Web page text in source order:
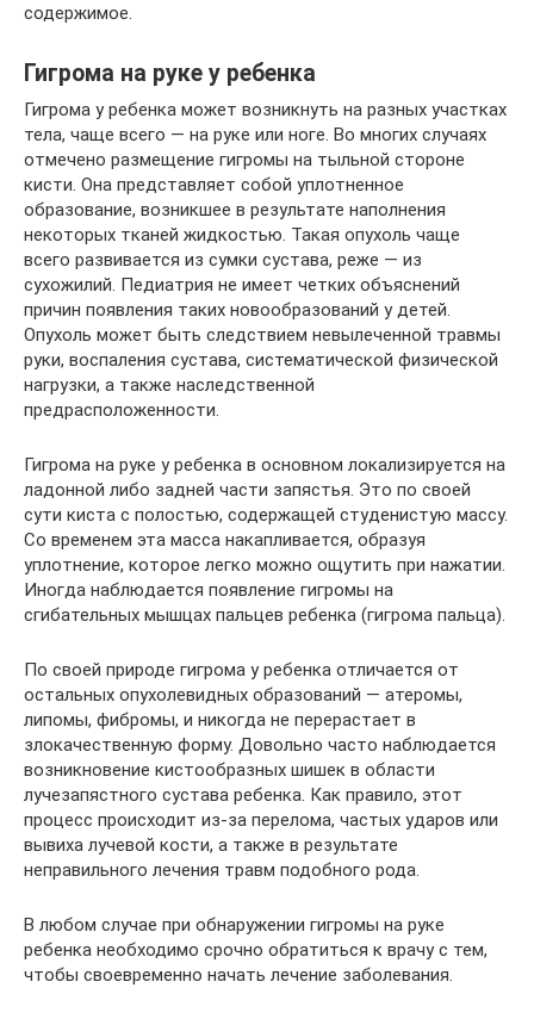
содержимое.
Гигрома на руке у ребенка
Гигрома у ребенка может возникнуть на разных участках
тела, чаще всего — на руке или ноге. Во многих случаях
отмечено размещение гигромы на тыльной стороне
кисти. Она представляет собой уплотненное
образование, возникшее в результате наполнения
некоторых тканей жидкостью. Такая опухоль чаще
всего развивается из сумки сустава, реже — из
сухожилий. Педиатрия не имеет четких объяснений
причин появления таких новообразований у детей.
Опухоль может быть следствием невылеченной травмы
руки, воспаления сустава, систематической физической
нагрузки, а также наследственной
предрасположенности.
Гигрома на руке у ребенка в основном локализируется на
ладонной либо задней части запястья. Это по своей
сути киста с полостью, содержащей студенистую массу.
Со временем эта масса накапливается, образуя
уплотнение, которое легко можно ощутить при нажатии.
Иногда наблюдается появление гигромы на
сгибательных мышцах пальцев ребенка (гигрома пальца).
По своей природе гигрома у ребенка отличается от
остальных опухолевидных образований — атеромы,
липомы, фибромы, и никогда не перерастает в
злокачественную форму. Довольно часто наблюдается
возникновение кистообразных шишек в области
лучезапястного сустава ребенка. Как правило, этот
процесс происходит из-за перелома, частых ударов или
вывиха лучевой кости, а также в результате
неправильного лечения травм подобного рода.
В любом случае при обнаружении гигромы на руке
ребенка необходимо срочно обратиться к врачу с тем,
чтобы своевременно начать лечение заболевания.